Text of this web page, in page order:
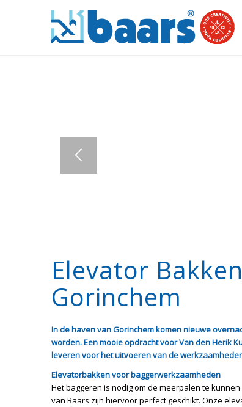
Elevator
Gorinchem
In de haven van Gorinchem komen nieuwe
worden. Een mooie opdracht voor Van den Herik
leveren voor het uitvoeren van de
Elevatorbakken voor baggerwerkzaamheden
Het baggeren is nodig om de meerpalen te
van Baars zijn hiervoor perfect geschikt. Onze